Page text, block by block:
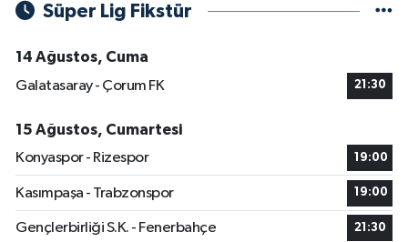
Süper Lig Fikstür
14 Ağustos, Cuma
Galatasaray - Çorum FK
21:30
15 Ağustos, Cumartesi
Konyaspor - Rizespor
19:00
Kasımpaşa - Trabzonspor 19:00
Gençlerbirliği S.K. - Fenerbahçe 21:30